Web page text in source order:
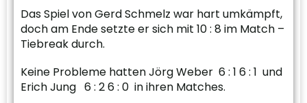
Das Spiel von Gerd Schmelz war hart umkämpft,
doch am Ende setzte er sich mit 10 : 8 im Match –
Tiebreak durch.
Keine Probleme hatten Jörg Weber 6 : 1 6 : 1 und
Erich Jung 6 : 2 6 : 0 in ihren Matches.